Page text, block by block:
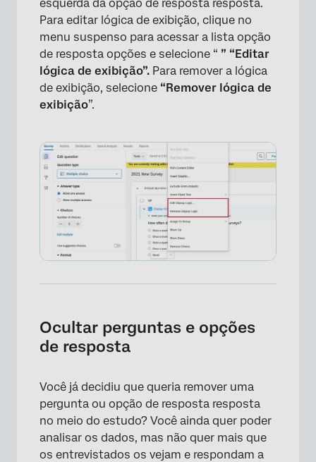
×
esquerda da opção de resposta resposta.
Para editar lógica de exibição, clique no
menu suspenso para acessar a lista opção
de resposta opções e selecione “ ” “Editar
lógica de exibição”. Para remover a lógica
de exibição, selecione “Remover lógica de
exibição”.
Ocultar perguntas e opções
de resposta
Você já decidiu que queria remover uma
pergunta ou opção de resposta resposta
no meio do estudo? Você ainda quer poder
analisar os dados, mas não quer mais que
os entrevistados os vejam e respondam a